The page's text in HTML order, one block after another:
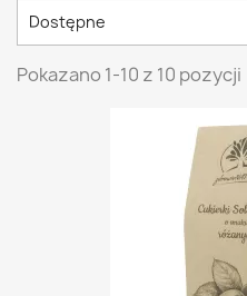
Dostępne
Pokazano 1-10 z 10 pozycji